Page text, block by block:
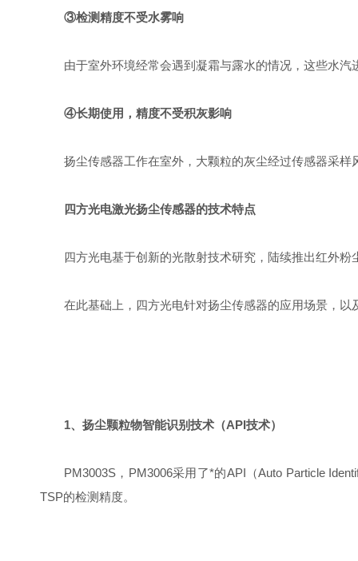
③检测精度不受水雾响
由于室外环境经常会遇到凝霜与露水的情况，这些水汽
④长期使用，精度不受积灰影响
扬尘传感器工作在室外，大颗粒的灰尘经过传感器采样
四方光电激光扬尘传感器的技术特点
四方光电基于创新的光散射技术研究，陆续推出红外粉
在此基础上，四方光电针对扬尘传感器的应用场景，以
1、扬尘颗粒物智能识别技术（API技术）
PM3003S，PM3006采用了*的API（Auto Particle
TSP的检测精度。